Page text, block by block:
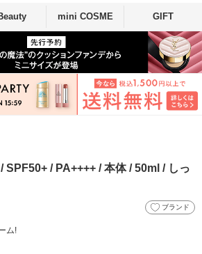
mini COSME GIFT
SPF50+ / PA++++ / 本体 / 50ml / しっ
ブランド
ム!